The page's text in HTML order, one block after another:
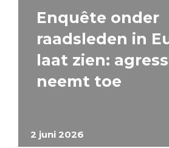
2 juni 2026
Enquête onder
raadsleden in
laat zien:
neemt toe